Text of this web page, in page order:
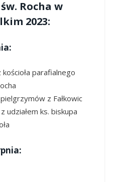
Rocha w
2023:
parafialnego
z Fałkowic
udziałem ks. biskupa